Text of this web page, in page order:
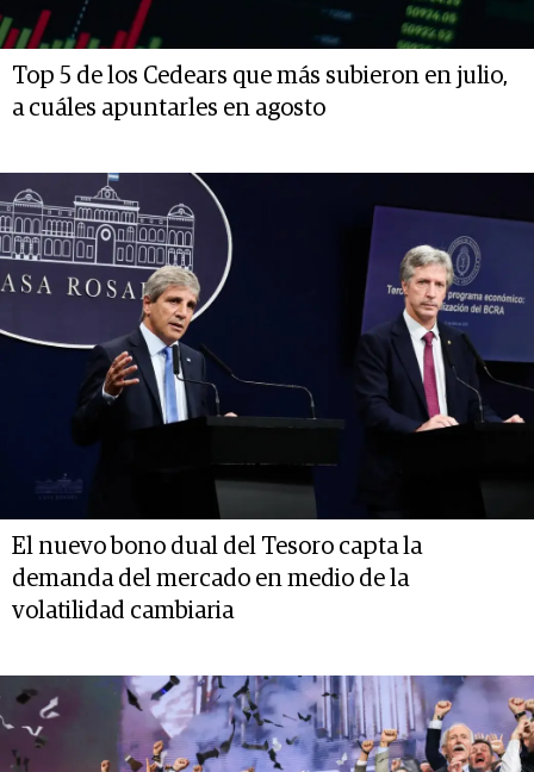
Top 5 de los Cedears que más subieron en julio,
a cuáles apuntarles en agosto
El nuevo bono dual del Tesoro capta la
demanda del mercado en medio de la
volatilidad cambiaria